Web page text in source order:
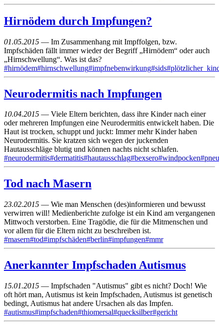
Hirnödem durch Impfungen?
01.05.2015 — Im Zusammenhang mit Impffolgen, bzw.
Impfschäden fällt immer wieder der Begriff „Hirnödem“ oder auch
„Hirnschwellung“. Was ist das?
#hirnödem#hirnschwellung#impfnebenwirkung#sids
Neurodermitis nach Impfungen
10.04.2015 — Viele Eltern berichten, dass ihre Kinder nach einer
oder mehreren Impfungen eine Neurodermitis entwickelt haben. Die
Haut ist trocken, schuppt und juckt: Immer mehr Kinder haben
Neurodermitis. Sie kratzen sich wegen der juckenden
Hautausschläge blutig und können nachts nicht schlafen.
#neurodermitis#dermatitis#hautausschlag#bexsero#windpocken
Tod nach Masern
23.02.2015 — Wie man Menschen (des)informieren und bewusst
verwirren will! Medienberichte zufolge ist ein Kind am vergangenen
Mittwoch verstorben. Eine Tragödie, die für die Mitmenschen und
vor allem für die Eltern nicht zu beschreiben ist.
#masern#tod#impfschäden#berlin#impfungen#mmr
Anerkannter Impfschaden Autismus
15.01.2015 — Impfschaden "Autismus" gibt es nicht? Doch! Wie
oft hört man, Autismus ist kein Impfschaden, Autismus ist genetisch
bedingt, Autismus hat andere Ursachen als das Impfen.
#autismus#impfschaden#thiomersal#quecksilber#gericht